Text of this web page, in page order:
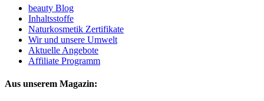
beauty Blog
Inhaltsstoffe
Naturkosmetik Zertifikate
Wir und unsere Umwelt
Aktuelle Angebote
Affiliate Programm
Aus unserem Magazin: